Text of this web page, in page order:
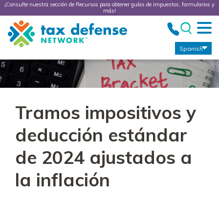
¡Consulte nuestra sección de Recursos para obtener guías de impuestos, formularios y
más!
Tax
Defense
Network
Spanish
Tramos impositivos y
deducción estándar
de 2024 ajustados a
la inflación